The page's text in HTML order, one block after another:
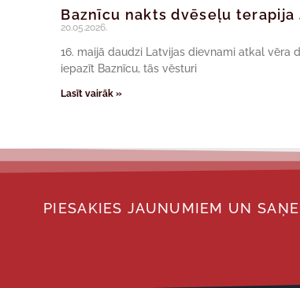
Baznīcu nakts dvēseļu terapija
20.05.2026.
16. maijā daudzi Latvijas dievnami atkal vēra
iepazīt Baznīcu, tās vēsturi
Lasīt vairāk »
PIESAKIES JAUNUMIEM UN